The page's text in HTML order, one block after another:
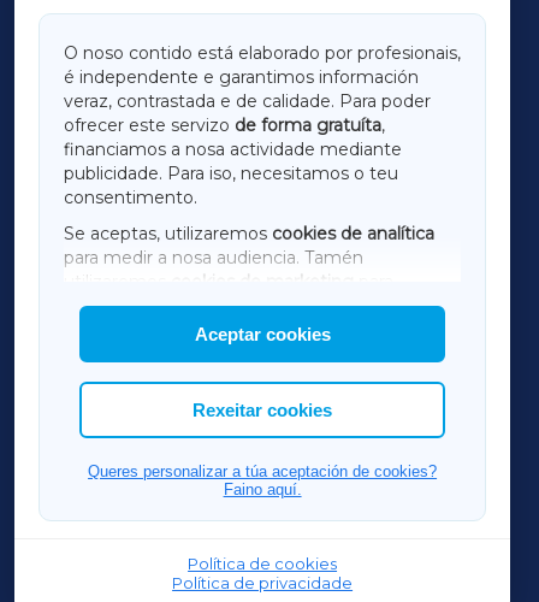
O noso contido está elaborado por profesionais,
é independente e garantimos información
veraz, contrastada e de calidade. Para poder
ofrecer este servizo de forma gratuíta,
financiamos a nosa actividade mediante
publicidade. Para iso, necesitamos o teu
consentimento.
Se aceptas, utilizaremos cookies de analítica
para medir a nosa audiencia. Tamén
utilizaremos
cookies de marketing
mostrar publicidade de terceiros.
Así mesmo, podes personalizar a elección das
cookies que desexas permitir.
Aceptar cookies
Rexeitar cookies
Queres personalizar a túa aceptación de cookies?
Faino aquí.
Política de cookies
Política de privacidade
LUGOXA
TERRACHAXA
AMARIÑAXA
RIBEIRASACRAXA
ACORUÑAXA
FERROLXA
OURENSEXA